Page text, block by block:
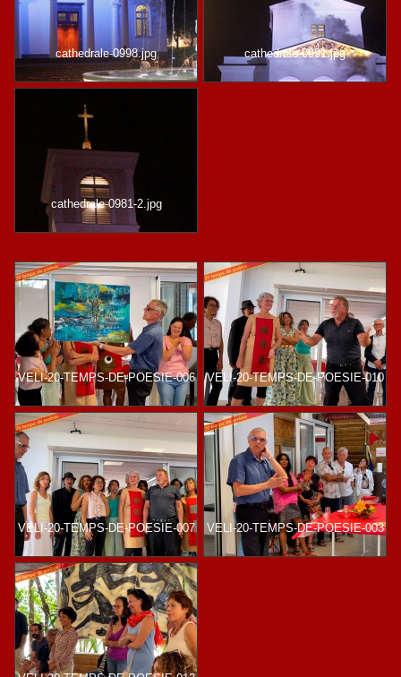
cathedrale-0998.jpg cathedrale-0991.jpg
cathedrale-0981-2.jpg
VELI-20-TEMPS-DE-POESIE-006 VELI-20-TEMPS-DE-POESIE-010
VELI-20-TEMPS-DE-POESIE-007 VELI-20-TEMPS-DE-POESIE-003